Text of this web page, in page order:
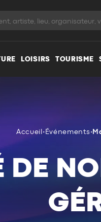
LOISIRS TOURISME
Accueil • Événements•
DE